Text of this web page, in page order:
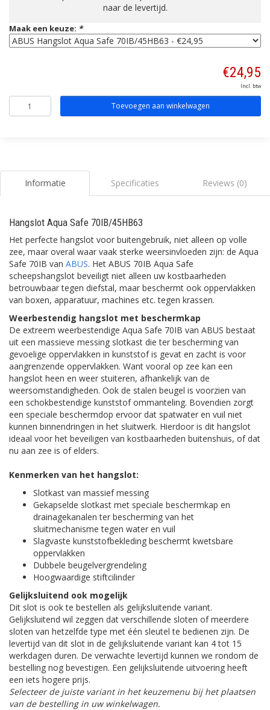
naar de levertijd.
Maak een keuze: *
€24,95
Incl. btw
Toevoegen aan winkelwagen
Informatie Specificaties Reviews (0)
Hangslot Aqua Safe 70IB/45HB63
Het perfecte hangslot voor buitengebruik, niet alleen op volle
zee, maar overal waar vaak sterke weersinvloeden zijn: de Aqua
Safe 70IB van ABUS. Het ABUS 70IB Aqua Safe
scheepshangslot beveiligt niet alleen uw kostbaarheden
betrouwbaar tegen diefstal, maar beschermt ook oppervlakken
van boxen, apparatuur, machines etc. tegen krassen.
Weerbestendig hangslot met beschermkap
De extreem weerbestendige Aqua Safe 70IB van ABUS bestaat
uit een massieve messing slotkast die ter bescherming van
gevoelige oppervlakken in kunststof is gevat en zacht is voor
aangrenzende oppervlakken. Want vooral op zee kan een
hangslot heen en weer stuiteren, afhankelijk van de
weersomstandigheden. Ook de stalen beugel is voorzien van
een schokbestendige kunststof ommanteling. Bovendien zorgt
een speciale beschermdop ervoor dat spatwater en vuil niet
kunnen binnendringen in het sluitwerk. Hierdoor is dit hangslot
ideaal voor het beveiligen van kostbaarheden buitenshuis, of dat
nu aan zee is of elders.
Kenmerken van het hangslot:
Slotkast van massief messing
Gekapselde slotkast met speciale beschermkap en
drainagekanalen ter bescherming van het
sluitmechanisme tegen water en vuil
Slagvaste kunststofbekleding beschermt kwetsbare
oppervlakken
Dubbele beugelvergrendeling
Hoogwaardige stiftcilinder
Gelijksluitend ook mogelijk
Dit slot is ook te bestellen als gelijksluitende variant.
Gelijksluitend wil zeggen dat verschillende sloten of meerdere
sloten van hetzelfde type met één sleutel te bedienen zijn. De
levertijd van dit slot in de gelijksluitende variant kan 4 tot 15
werkdagen duren. De verwachte levertijd kunnen we rondom de
bestelling nog bevestigen. Een gelijksluitende uitvoering heeft
een iets hogere prijs.
Selecteer de juiste variant in het keuzemenu bij het plaatsen
van de bestelling in uw winkelwagen.